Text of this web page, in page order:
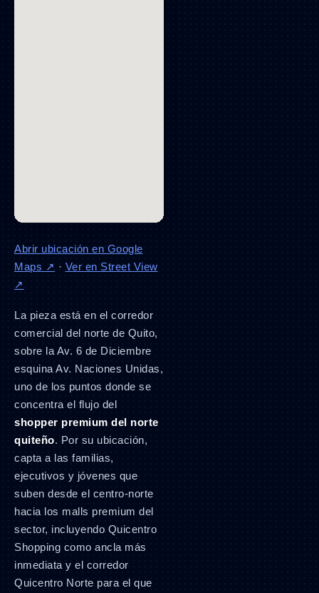
Abrir ubicación en Google
Maps ↗ · Ver en Street View
↗
La pieza está en el corredor
comercial del norte de Quito,
sobre la Av. 6 de Diciembre
esquina Av. Naciones Unidas,
uno de los puntos donde se
concentra el flujo del
shopper premium del norte
quiteño. Por su ubicación,
capta a las familias,
ejecutivos y jóvenes que
suben desde el centro-norte
hacia los malls premium del
sector, incluyendo Quicentro
Shopping como ancla más
inmediata y el corredor
Quicentro Norte para el que